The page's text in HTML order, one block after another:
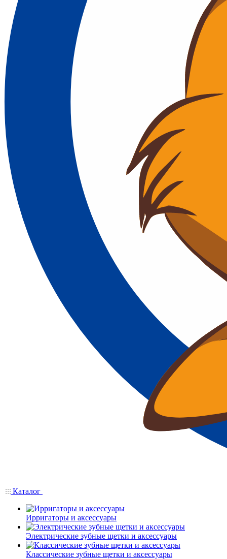
Каталог
Ирригаторы и аксессуары
Электрические зубные щетки и аксессуары
Классические зубные щетки и аксессуары